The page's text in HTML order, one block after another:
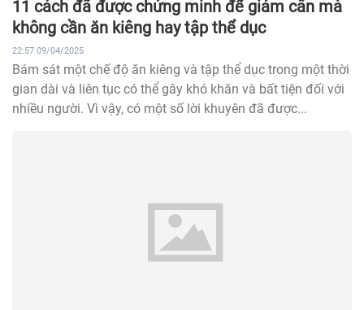
11 cách đã được chứng minh để giảm cân mà
không cần ăn kiêng hay tập thể dục
22:57 09/04/2025
Bám sát một chế độ ăn kiêng và tập thể dục trong một thời
gian dài và liên tục có thể gây khó khăn và bất tiện đối với
nhiều người. Vì vậy, có một số lời khuyên đã được...